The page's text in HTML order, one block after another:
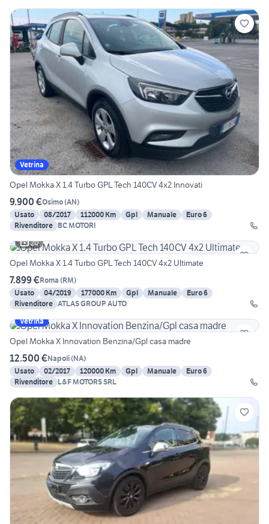
Vetrina
Opel Mokka X 1.4 Turbo GPL Tech 140CV 4x2 Innovati
9.900 €Osimo(AN)
Usato
08/2017 112000 Km Gpl Manuale
Euro 6
Rivenditore BC MOTORI
20
Opel Mokka X 1.4 Turbo GPL Tech 140CV 4x2 Ultimate
7.899 €Roma (RM)
Usato
04/2019 177000 Km Gpl Manuale
Euro 6
Rivenditore ATLAS GROUP AUTO
Vetrina
Opel Mokka X Innovation Benzina/Gpl casa madre
12.500 €Napoli(NA)
Usato
02/2017 120000 Km Gpl Manuale
Euro 6
Rivenditore L&F MOTORS SRL